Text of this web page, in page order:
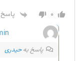
۰
پاسخ
پاسخ بهحیدری